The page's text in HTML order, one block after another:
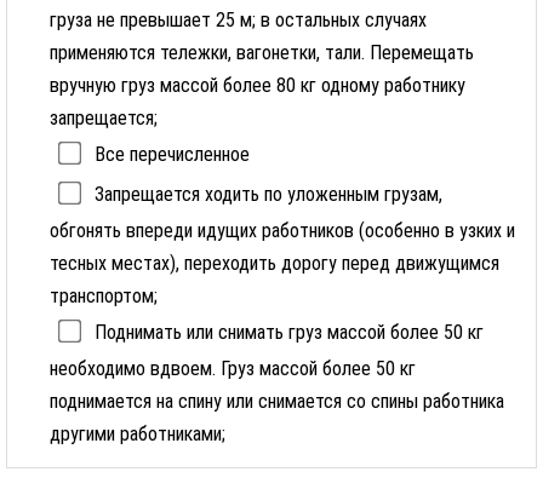
груза не превышает 25 м; в остальных случаях
применяются тележки, вагонетки, тали. Перемещать
вручную груз массой более 80 кг одному работнику
запрещается;
Все перечисленное
Запрещается ходить по уложенным грузам,
обгонять впереди идущих работников (особенно в узких и
тесных местах), переходить дорогу перед движущимся
транспортом;
Поднимать или снимать груз массой более 50 кг
необходимо вдвоем. Груз массой более 50 кг
поднимается на спину или снимается со спины работника
другими работниками;